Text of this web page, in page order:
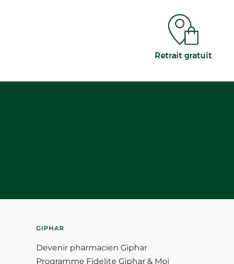
Retrait gratuit
GIPHAR
Devenir pharmacien Giphar
Programme Fidelite Giphar & Moi